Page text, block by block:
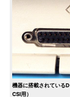
機器に搭載されている
CSI用）